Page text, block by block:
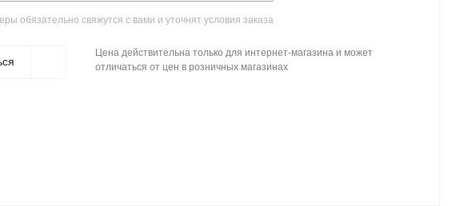
обязательно свяжутся с вами и уточнят условия заказа
Цена действительна только для интернет-магазина и может
отличаться от цен в розничных магазинах